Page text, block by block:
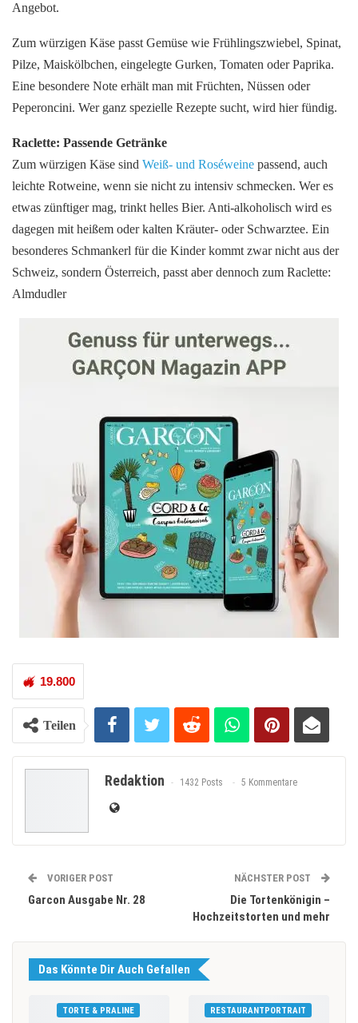
Angebot.
Zum würzigen Käse passt Gemüse wie Frühlingszwiebel, Spinat,
Pilze, Maiskölbchen, eingelegte Gurken, Tomaten oder Paprika.
Eine besondere Note erhält man mit Früchten, Nüssen oder
Peperoncini. Wer ganz spezielle Rezepte sucht, wird hier fündig.
Raclette: Passende Getränke
Zum würzigen Käse sind Weiß- und Roséweine passend, auch
leichte Rotweine, wenn sie nicht zu intensiv schmecken. Wer es
etwas zünftiger mag, trinkt helles Bier. Anti-alkoholisch wird es
dagegen mit heißem oder kalten Kräuter- oder Schwarztee. Ein
besonderes Schmankerl für die Kinder kommt zwar nicht aus der
Schweiz, sondern Österreich, passt aber dennoch zum Raclette:
Almdudler
19.800
Teilen
Redaktion 1432 Posts 5 Kommentare
VORIGER POST
Garcon Ausgabe Nr. 28
NÄCHSTER POST
Die Tortenkönigin –
Hochzeitstorten und mehr
Das Könnte Dir Auch Gefallen
TORTE & PRALINE RESTAURANTPORTRAIT